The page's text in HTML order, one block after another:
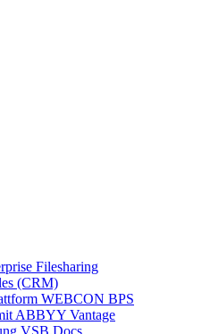
Filesharing
(CRM)
WEBCON BPS
ABBYY Vantage
VSB.Docs